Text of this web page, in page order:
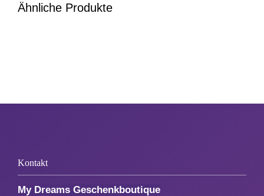
Ähnliche Produkte
Kontakt
My Dreams Geschenkboutique